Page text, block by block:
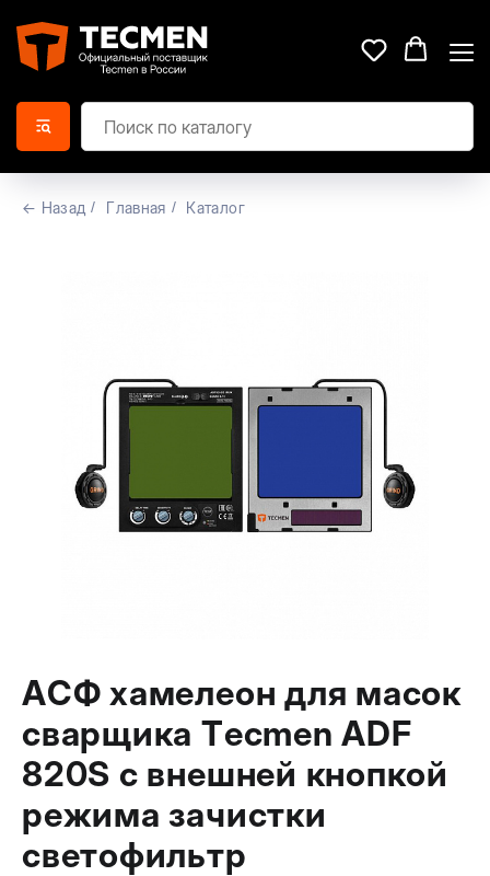
← Назад / Главная / Каталог
АСФ хамелеон для масок
сварщика Tecmen ADF
820S с внешней кнопкой
режима зачистки
светофильтр